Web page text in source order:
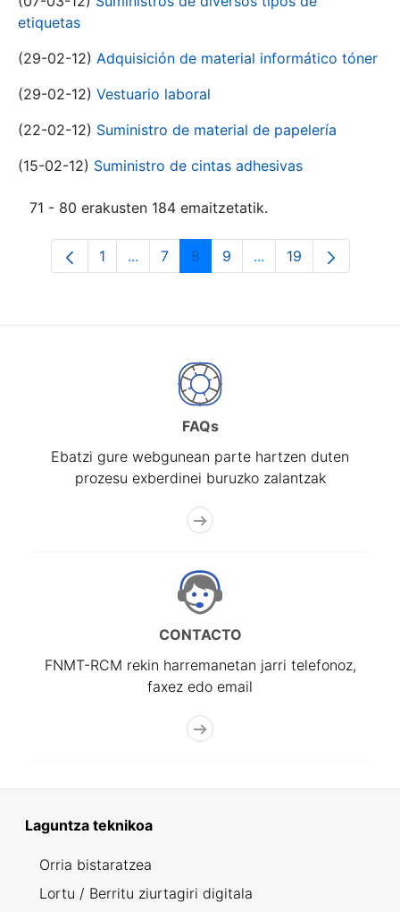
etiquetas
(29-02-12) Adquisición de material informático tóner
(29-02-12) Vestuario laboral
(22-02-12) Suministro de material de papelería
(15-02-12) Suministro de cintas adhesivas
71 - 80 erakusten 184 emaitzetatik.
Orrialdea
1 ...Intermediate Pages Use TAB to
Orrialdea
7 Orrialdea
8 Orrialdea
9 ...Intermediate Pages
Orrialdea
19
FAQs
Ebatzi gure webgunean parte hartzen duten
prozesu exberdinei buruzko zalantzak
CONTACTO
FNMT-RCM rekin harremanetan jarri telefonoz,
faxez edo email
Laguntza teknikoa
Orria bistaratzea
Lortu / Berritu ziurtagiri digitala